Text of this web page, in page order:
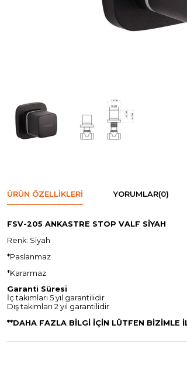
ÜRÜN ÖZELLIKLERI YORUMLAR(0)
FSV-205 ANKASTRE STOP VALF SİYAH
Renk: Siyah
*Paslanmaz
*Kararmaz
Garanti Süresi
İç takımları 5 yıl garantilidir
Dış takımları 2 yıl garantilidir
**DAHA FAZLA BİLGİ İÇİN LÜTFEN BİZİMLE